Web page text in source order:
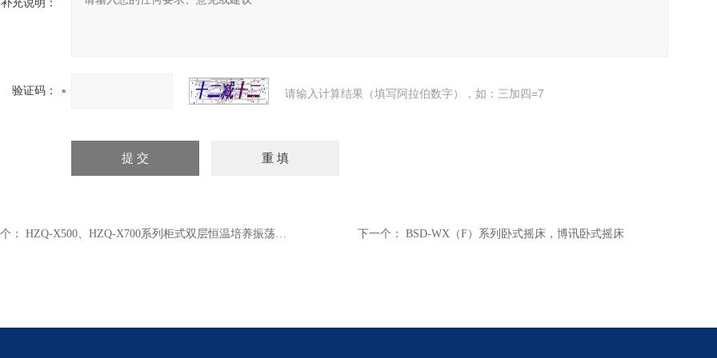
补充说明：
验证码： 请输入计算结果（填写阿拉伯数字），如：三加四=7
： HZQ-X500、HZQ-X700系列柜式双层恒温培养振荡器 恒温培养摇床 下一个： BSD-WX（F）系列卧式摇床，博讯卧式摇床